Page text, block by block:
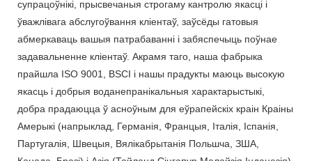
супрацоўнікі, прысвечаныя строгаму кантролю якасці і
ўважлівага абслугоўвання кліентаў, заўсёды гатовыя
абмеркаваць вашыя патрабаванні і забяспечыць поўнае
задавальненне кліентаў. Акрамя таго, наша фабрыка
прайшла ISO 9001, BSCI і нашы прадукты маюць высокую
якасць і добрыя воданепранікальныя характарыстыкі,
добра прадаюцца ў асноўным для еўрапейскіх краін Краіны
Амерыкі (напрыклад, Германія, Францыя, Італія, Іспанія,
Партугалія, Швецыя, Вялікабрытанія Польшча, ЗША,